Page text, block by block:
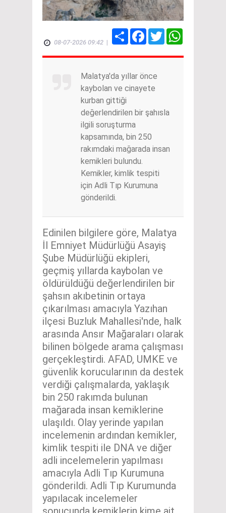
08-07-2026 09:42 |
Share FacebookTwitter
Malatya'da yıllar önce
kaybolan ve cinayete
kurban gittiği
değerlendirilen bir şahısla
ilgili soruşturma
kapsamında, bin 250
rakımdaki mağarada insan
kemikleri bulundu.
Kemikler, kimlik tespiti
için Adli Tıp Kurumuna
gönderildi.
Edinilen bilgilere göre, Malatya
İl Emniyet Müdürlüğü Asayiş
Şube Müdürlüğü ekipleri,
geçmiş yıllarda kaybolan ve
öldürüldüğü değerlendirilen bir
şahsın akıbetinin ortaya
çıkarılması amacıyla Yazıhan
ilçesi Buzluk Mahallesi'nde, halk
arasında Ansır Mağaraları olarak
bilinen bölgede arama çalışması
gerçekleştirdi. AFAD, UMKE ve
güvenlik korucularının da destek
verdiği çalışmalarda, yaklaşık
bin 250 rakımda bulunan
mağarada insan kemiklerine
ulaşıldı. Olay yerinde yapılan
incelemenin ardından kemikler,
kimlik tespiti ile DNA ve diğer
adli incelemelerin yapılması
amacıyla Adli Tıp Kurumuna
gönderildi. Adli Tıp Kurumunda
yapılacak incelemeler